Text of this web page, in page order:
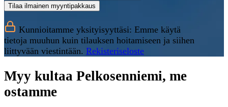
Tilaa ilmainen myyntipakkaus
Kunnioitamme yksityisyyttäsi: Emme käytä
tietoja muuhun kuin tilauksen hoitamiseen ja siihen
liittyvään viestintään. Rekisteriseloste
Myy kultaa Pelkosenniemi, me
ostamme